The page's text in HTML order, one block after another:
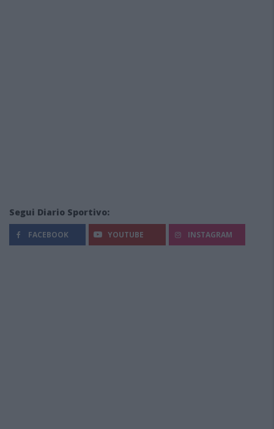
Segui Diario Sportivo:
FACEBOOK YOUTUBE INSTAGRAM